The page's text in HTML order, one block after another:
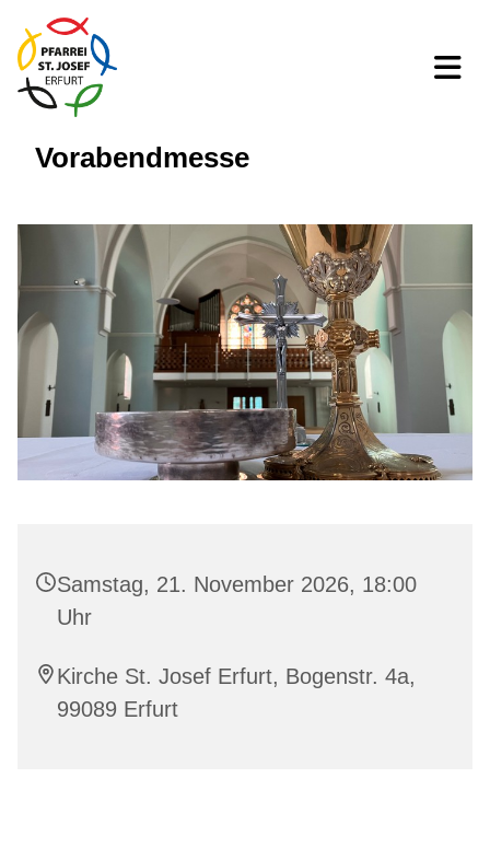
Vorabendmesse
Samstag, 21. November 2026, 18:00
Uhr
Kirche St. Josef Erfurt, Bogenstr. 4a,
99089 Erfurt